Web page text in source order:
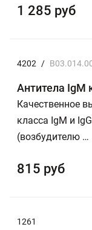
1 285 руб
4202 /
Антитела IgМ
Качественное
класса IgМ и
(возбудителю …
815 руб
1261